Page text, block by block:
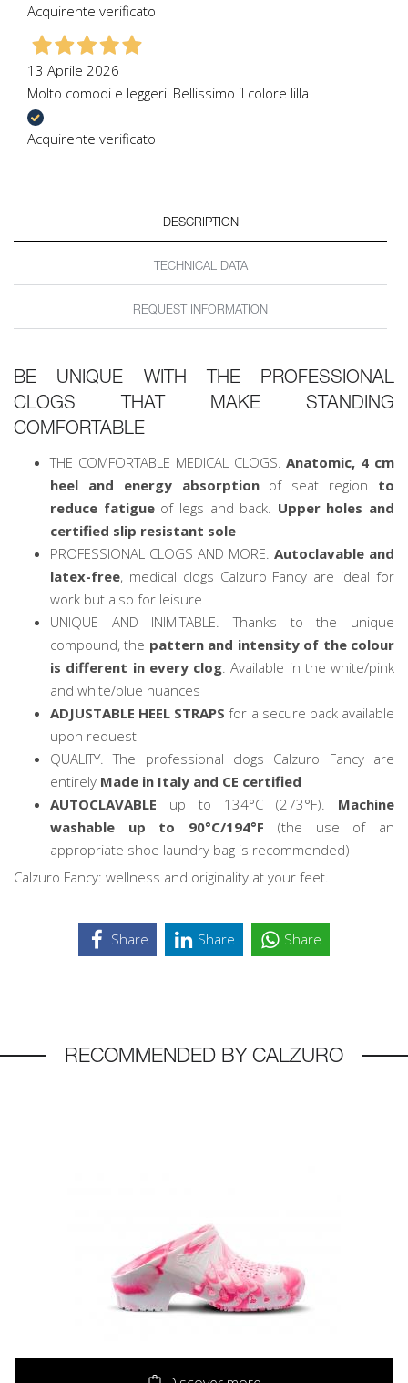
Acquirente verificato
13 Aprile 2026
Molto comodi e leggeri! Bellissimo il colore lilla
Acquirente verificato
DESCRIPTION
TECHNICAL DATA
REQUEST INFORMATION
BE UNIQUE WITH THE PROFESSIONAL
CLOGS THAT MAKE STANDING
COMFORTABLE
THE COMFORTABLE MEDICAL CLOGS.Anatomic, 4 cm
heel and energy absorptionof seat region to
reduce fatigueof legs and back. Upper holes and
certified slip resistant sole
PROFESSIONAL CLOGS AND MORE. Autoclavable and
latex-free, medical clogs Calzuro Fancy are ideal for
work but also for leisure
UNIQUE AND INIMITABLE. Thanks to the unique
compound, the pattern and intensity of the colour
is different in every clog . Available in the white/pink
and white/blue nuances
ADJUSTABLE HEEL STRAPS for a secure back available
upon request
QUALITY. The professional clogs Calzuro Fancy are
entirely Made in Italy and CE certified
AUTOCLAVABLE up to 134°C (273°F). Machine
washable
up to 90°C/194°F (the use of an
appropriate shoe laundry bag is recommended)
Calzuro Fancy: wellness and originality at your feet.
Share Share Share
RECOMMENDED BY CALZURO